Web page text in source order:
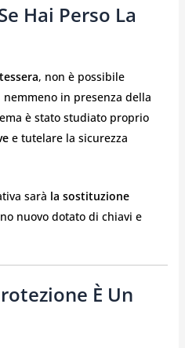
Hai Perso La
, non è possibile
in presenza della
è stato studiato proprio
e tutelare la sicurezza
sarà la sostituzione
nuovo dotato di chiavi e
È Un